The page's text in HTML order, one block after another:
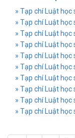
» Tạp chí Luật học
» Tạp chí Luật học
» Tạp chí Luật học
» Tạp chí Luật học
» Tạp chí Luật học
» Tạp chí Luật học
» Tạp chí Luật học
» Tạp chí Luật học
» Tạp chí Luật học
» Tạp chí Luật học